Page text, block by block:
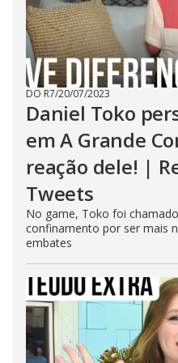
DO R7/20/07/2023
Daniel Toko
em A Grande
reação dele! |
Tweets
No game, Toko foi
confinamento por ser mais
embates